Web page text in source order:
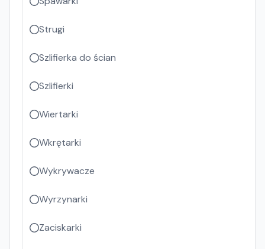
Strugi
Szlifierka do ścian
Szlifierki
Wiertarki
Wkrętarki
Wykrywacze
Wyrzynarki
Zaciskarki